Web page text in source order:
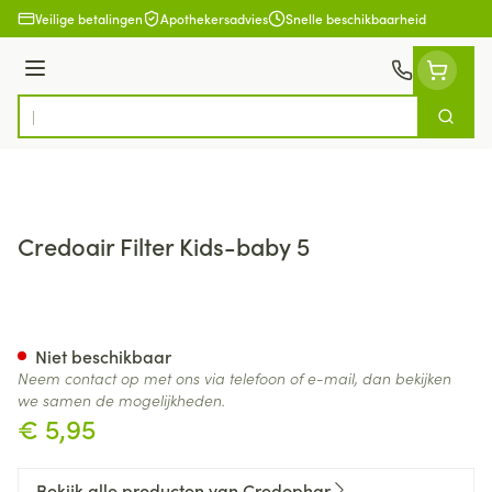
Ga naar de inhoud
Veilige betalingen Apothekersadvies Snelle beschikbaarheid
Menu
Product, merk, categorie...
Zoek
Credoair Filter Kids-baby 5
€ 5,95
Niet beschikbaar
Neem contact op met ons via telefoon of e-mail, dan bekijken
we samen de mogelijkheden.